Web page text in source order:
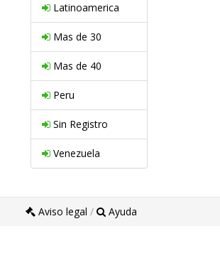
Latinoamerica
Mas de 30
Mas de 40
Peru
Sin Registro
Venezuela
Aviso legal / Ayuda